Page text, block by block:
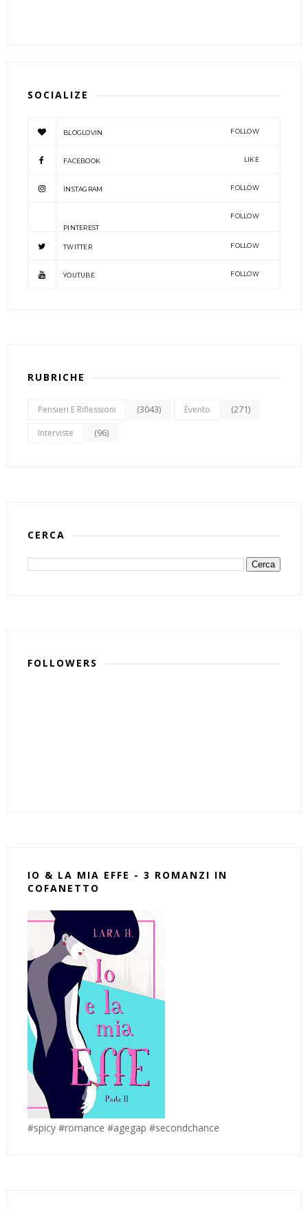
SOCIALIZE
BLOGLOVIN FOLLOW
FACEBOOK LIKE
INSTAGRAM FOLLOW
PINTEREST
FOLLOW
TWITTER FOLLOW
YOUTUBE FOLLOW
RUBRICHE
Pensieri E Riflessioni (3043) Evento (271)
Interviste (96)
CERCA
FOLLOWERS
IO & LA MIA EFFE - 3 ROMANZI IN
COFANETTO
#spicy #romance #agegap #secondchance